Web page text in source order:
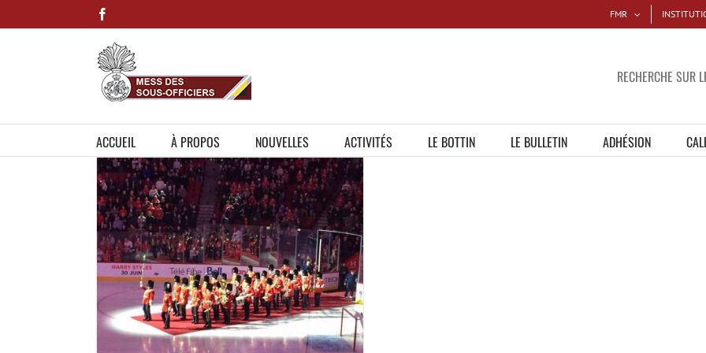
to
FMR
RECHERCHE SUR
ACCUEIL À PROPOS NOUVELLES ACTIVITÉS LE BOTTIN LE BULLETIN ADHÉSION